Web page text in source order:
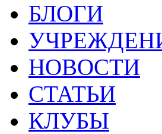
БЛОГИ
НОВОСТИ
СТАТЬИ
КЛУБЫ